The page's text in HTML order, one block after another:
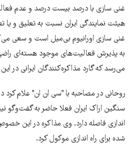
غنی سازی با درصد بیست درصد و عدم
هیئت نمایندگی ایران نسبت به تعلیق و
غنی سازی اورانیوم بی‌میل است و سعی
به پذیرش فعالیت‌های موجود هسته‌ای
می‌رسد که گارد مذاکر‌ه‌کنندگان ایرانی
روحانی در مصاحبه با "سی ان ان" علام
سنگین اراک ایران فعلا حاضر به گفت‌وگو
اندازی فاصله دارد. وی مذاکره در این
شده برای راه اندازی موکول کرد.